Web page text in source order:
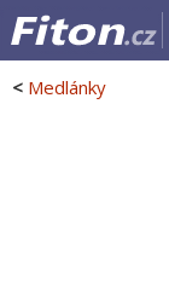
< Medlánky